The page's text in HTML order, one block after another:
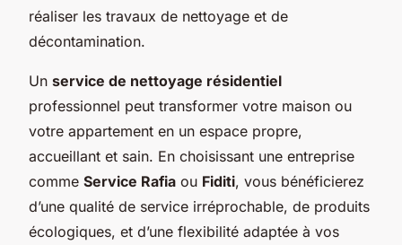
réaliser les travaux de nettoyage et de
décontamination.
Un service de nettoyage résidentiel
professionnel peut transformer votre maison ou
votre appartement en un espace propre,
accueillant et sain. En choisissant une entreprise
comme Service Rafia ou Fiditi, vous bénéficierez
d’une qualité de service irréprochable, de produits
écologiques, et d’une flexibilité adaptée à vos